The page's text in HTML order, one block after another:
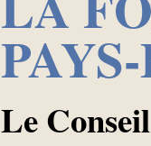
Le Conseil